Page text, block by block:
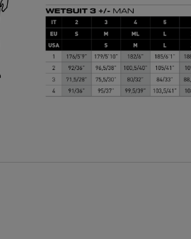
Scubapro Nova Scotia 7,5
męski
2 835,00 zł